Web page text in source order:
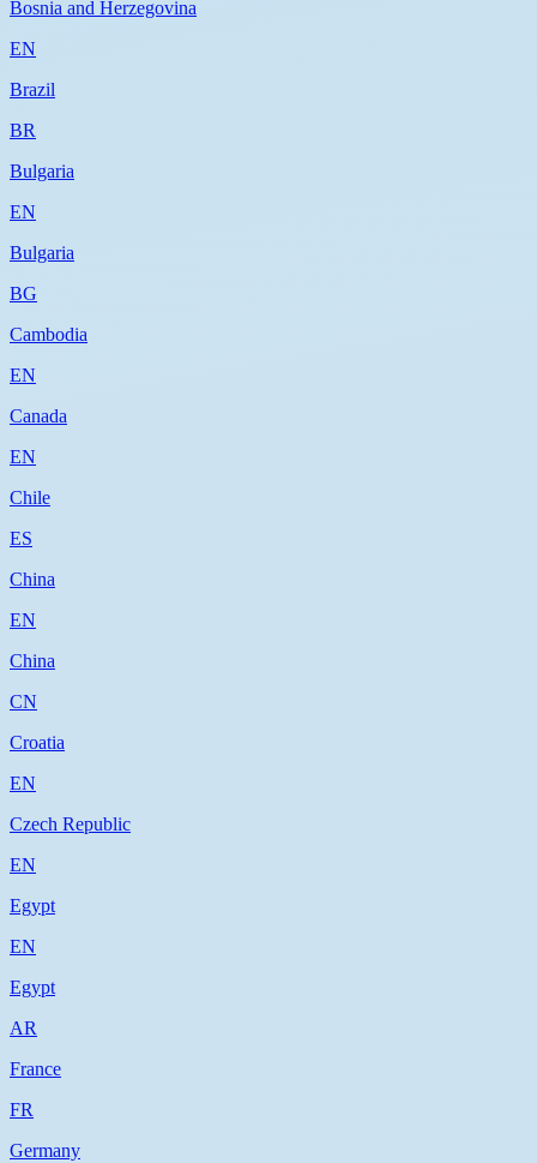
Bosnia and Herzegovina
EN
Brazil
BR
Bulgaria
EN
Bulgaria
BG
Cambodia
EN
Canada
EN
Chile
ES
China
EN
China
CN
Croatia
EN
Czech Republic
EN
Egypt
EN
Egypt
AR
France
FR
Germany